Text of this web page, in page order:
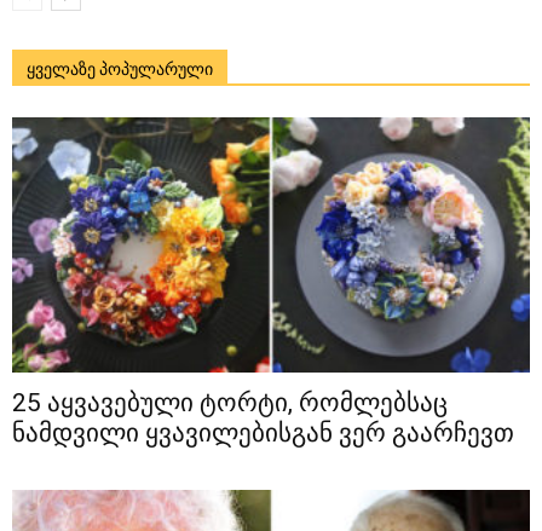
ყველაზე პოპულარული
25 აყვავებული ტორტი, რომლებსაც
ნამდვილი ყვავილებისგან ვერ გაარჩევთ